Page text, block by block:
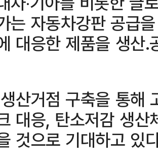
는 자동차강판 공급
대응한 제품을 생산․
산거점 구축을 통해
대응, 탄소저감 생
것으로 기대하고 있